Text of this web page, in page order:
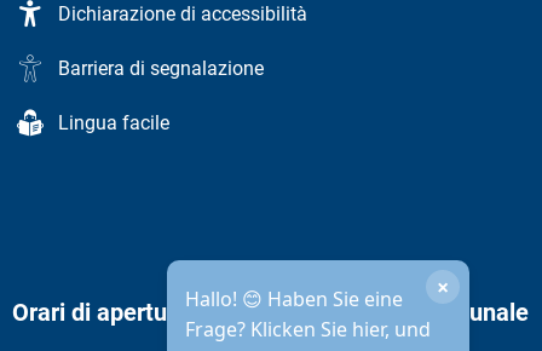
Dichiarazione di accessibilità
Barriera di segnalazione
Lingua facile
Hallo! 😊 Haben Sie eine
Frage? Klicken Sie hier, und
×
Orari di apertura dell'amministrazione comunale